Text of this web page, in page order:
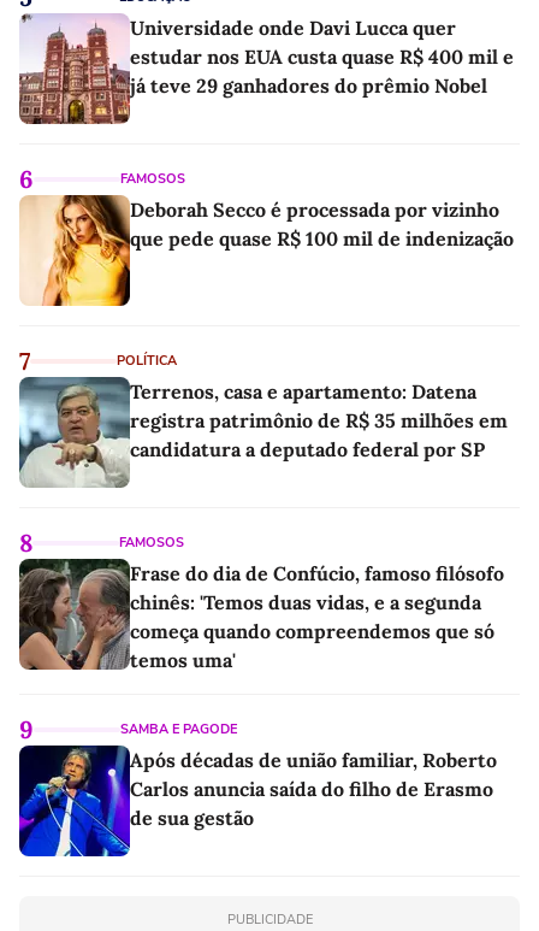
Universidade onde Davi Lucca quer
estudar nos EUA custa quase R$ 400 mil e
já teve 29 ganhadores do prêmio Nobel
6 FAMOSOS
Deborah Secco é processada por vizinho
que pede quase R$ 100 mil de indenização
7 POLÍTICA
Terrenos, casa e apartamento: Datena
registra patrimônio de R$ 35 milhões em
candidatura a deputado federal por SP
8 FAMOSOS
Frase do dia de Confúcio, famoso filósofo
chinês: 'Temos duas vidas, e a segunda
começa quando compreendemos que só
temos uma'
9 SAMBA E PAGODE
Após décadas de união familiar, Roberto
Carlos anuncia saída do filho de Erasmo
de sua gestão
PUBLICIDADE